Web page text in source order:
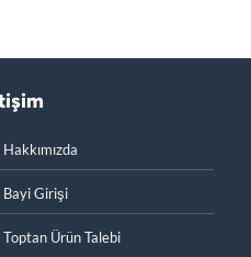
Hakkımızda
Bayi Girişi
Toptan Ürün Talebi